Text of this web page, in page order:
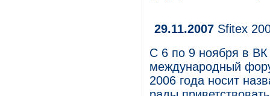
29.11.2007 Sfitex
С 6 по 9 ноября в
международный
2006 года носит